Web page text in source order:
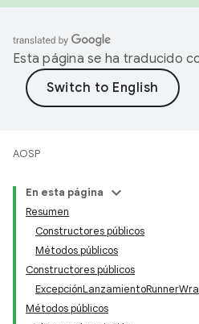
Esta página se ha traducido
AOSP
En esta página
Resumen
Constructores públicos
Métodos públicos
Constructores públicos
Métodos públicos